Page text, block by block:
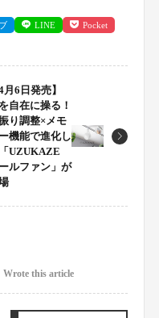
LINE Pocket
4月6日発売】
自在に操る！
り調整×メモ
機能で進化し
UZUKAZE
ルファン」が
Wrote this article